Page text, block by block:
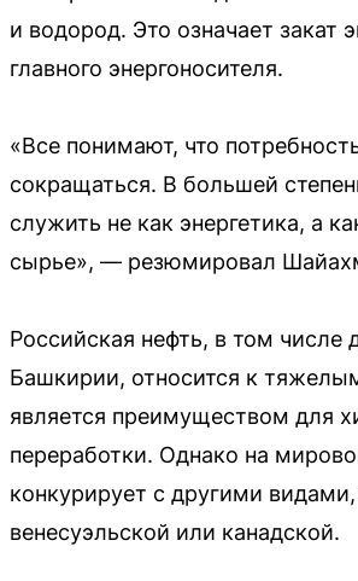
и водород. Это означает закат
главного энергоносителя.
«Все понимают, что
сокращаться. В большей
служить не как энергетика, а
сырье», — резюмировал
Российская нефть, в том числе
Башкирии, относится к
является преимуществом для
переработки. Однако на
конкурирует с другими
венесуэльской или канадской.